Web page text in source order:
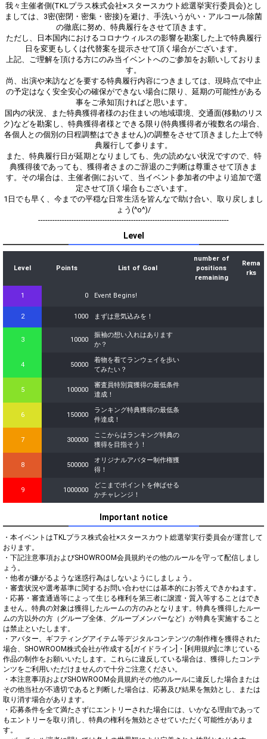
我々主催者側(TKLプラス株式会社×スタースカウト総選挙実行委員会)とし
ましては、3密(密閉・密集・密接)を避け、手洗いうがい・アルコール除菌
の徹底に努め、特典履行をさせて頂きます。
ただし、日本国内におけるコロナウィルスの影響を勘案した上で特典履行
日を変更もしくは代替案を提示させて頂く場合がございます。
上記、ご理解を頂ける方にのみ当イベントへのご参加をお願いしておりま
す。
尚、出演や来訪などを要する特典履行内容につきましては、現時点で中止
の予定はなく安全安心の確保ができない場合に限り、延期の可能性がある
事をご承知頂ければと思います。
国内の状況、また特典獲得者様のお住まいの地域環境、交通面(移動のリス
ク)などを勘案し、特典獲得者様とできる限り(特典獲得者が複数名の場合、
各個人との個別の日程調整はできません)の調整をさせて頂きました上で特
典履行して参ります。
また、特典履行日が延期となりましても、先の読めない状況ですので、特
典獲得後であっても、獲得者さまのご辞退のご判断は尊重させて頂きま
す。その場合は、主催者側において、当イベント参加者の中より追加で選
定させて頂く場合もございます。
1日でも早く、今までの平穏な日常生活を皆んなで助け合い、取り戻しまし
ょう(^o^)/
--------------------------------------------------------------------------------
Level
Level Points List of Goal
number of
positions
remaining
Rema
rks
1 0 Event Begins!
2 1000 まずは意気込みを！
3 10000
振袖の想い入れはあります
か？
4 50000
着物を着てランウェイを歩い
てみたい？
5 100000
審査員特別賞獲得の最低条件
達成！
6 150000
ランキング特典獲得の最低条
件達成！
7 300000
ここからはランキング特典の
獲得を目指そう！
8 500000
オリジナルアバター制作権獲
得！
9 1000000
どこまでポイントを伸ばせる
かチャレンジ！
Important notice
・本イベントはTKLプラス株式会社×スタースカウト総選挙実行委員会が運営して
おります。
・下記注意事項およびSHOWROOM会員規約その他のルールを守って配信しまし
ょう。
・他者が嫌がるような迷惑行為はしないようにしましょう。
・審査状況や選考基準に関するお問い合わせには基本的にお答えできかねます。
・応募・審査通過等によって生じる権利を第三者に譲渡・質入等することはでき
ません。特典の対象は獲得したルームの方のみとなります。特典を獲得したルー
ムの方以外の方（グループ全体、グループメンバーなど）が特典を実施すること
は禁止といたします。
・アバター、ギフティングアイテム等デジタルコンテンツの制作権を獲得された
場合、SHOWROOM株式会社が作成する[ガイドライン]・[利用規約]に準じている
作品の制作をお願いいたします。これらに違反している場合は、獲得したコンテ
ンツをご利用いただけませんので十分ご注意ください。
・本注意事項およびSHOWROOM会員規約その他のルールに違反した場合または
その他当社が不適切であると判断した場合は、応募及び結果を無効とし、または
取り消す場合があります。
・応募条件を全て満たさずにエントリーされた場合には、いかなる理由であって
もエントリーを取り消し、特典の権利を無効とさせていただく可能性がありま
す。